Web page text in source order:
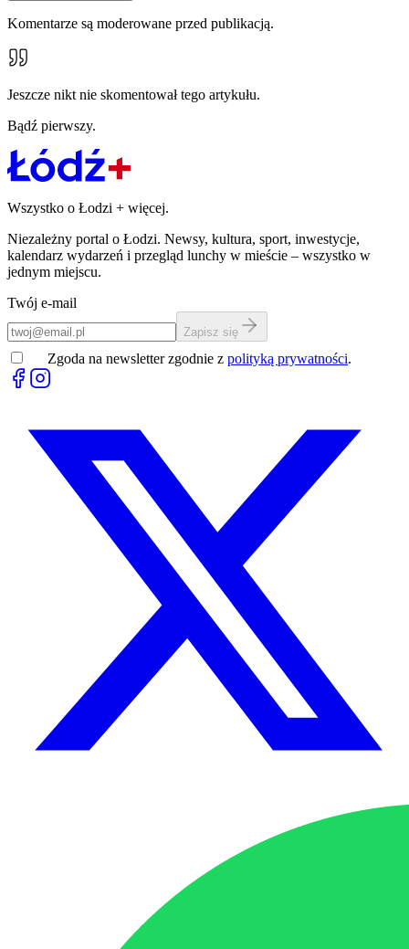
Komentarze są moderowane przed publikacją.
Jeszcze nikt nie skomentował tego artykułu.
Bądź pierwszy.
Wszystko o Łodzi + więcej.
Niezależny portal o Łodzi. Newsy, kultura, sport, inwestycje,
kalendarz wydarzeń i przegląd lunchy w mieście – wszystko w
jednym miejscu.
Twój e-mail
Zapisz się
Zgoda na newsletter zgodnie z polityką prywatności.